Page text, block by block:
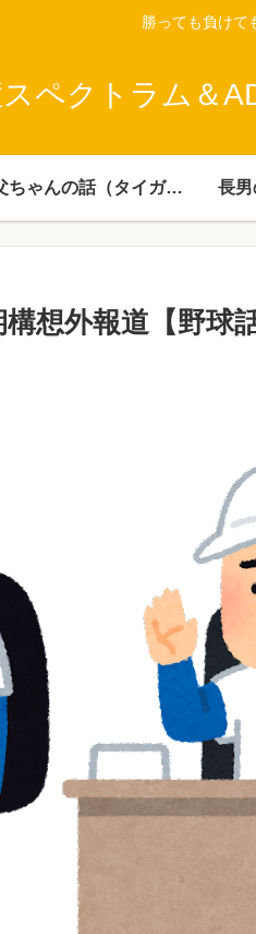
勝っても負けて
ペクトラム＆
父ちゃんの話（タイガース） 長
想外報道【野球話